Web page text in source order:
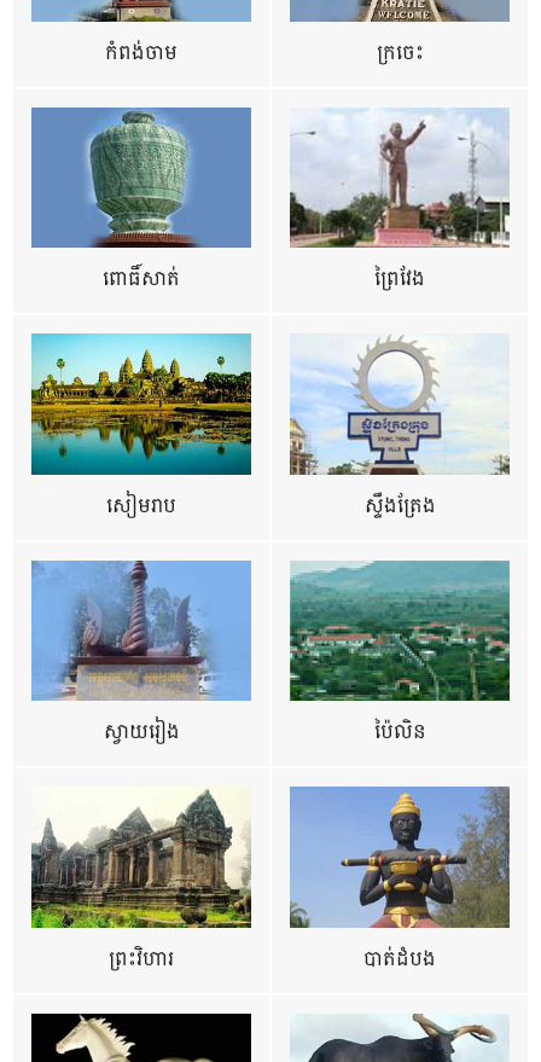
កំពង់ចាម ក្រចេះ
ពោធិ៍សាត់ ព្រៃវែង
សៀមរាប ស្ទឹងត្រែង
ស្វាយរៀង ប៉ៃលិន
ព្រះវិហារ បាត់ដំបង